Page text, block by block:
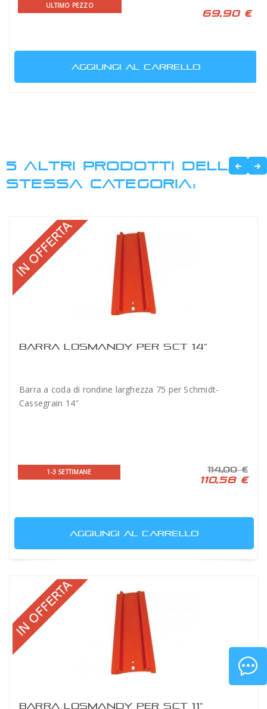
ULTIMO PEZZO
69,90 €
AGGIUNGI AL CARRELLO
5 ALTRI PRODOTTI DELLA
STESSA CATEGORIA:
BARRA LOSMANDY PER SCT 14"
Barra a coda di rondine larghezza 75 per Schmidt-
Cassegrain 14″
1-3 SETTIMANE 114,00 €
110,58 €
AGGIUNGI AL CARRELLO
BARRA LOSMANDY PER SCT 11"